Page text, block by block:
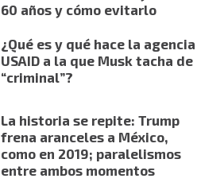
60 años y cómo evitarlo
¿Qué es y qué hace la agencia
USAID a la que Musk tacha de
“criminal”?
La historia se repite: Trump
frena aranceles a México,
como en 2019; paralelismos
entre ambos momentos